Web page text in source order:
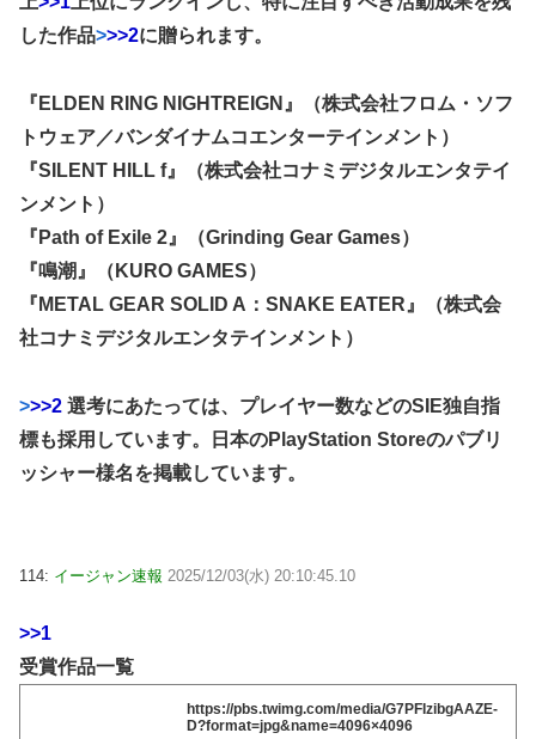
した作品>>>2に贈られます。
『ELDEN RING NIGHTREIGN』（株式会社フロム・ソフ
トウェア／バンダイナムコエンターテインメント）
『SILENT HILL f』（株式会社コナミデジタルエンタテイ
ンメント）
『Path of Exile 2』（Grinding Gear Games）
『鳴潮』（KURO GAMES）
『METAL GEAR SOLID A：SNAKE EATER』（株式会
社コナミデジタルエンタテインメント）
>>>2 選考にあたっては、プレイヤー数などのSIE独自指
標も採用しています。日本のPlayStation Storeのパブリ
ッシャー様名を掲載しています。
114: イージャン速報 2025/12/03(水) 20:10:45.10
>>1
受賞作品一覧
https://pbs.twimg.com/media/G7PFIzibgAAZE-
D?format=jpg&name=4096×4096